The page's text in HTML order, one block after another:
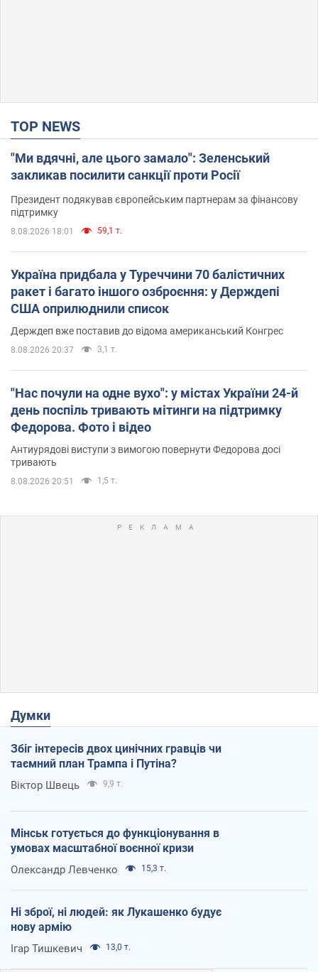
TOP NEWS
"Ми вдячні, але цього замало": Зеленський
закликав посилити санкції проти Росії
Президент подякував європейським партнерам за фінансову
підтримку
8.08.2026 18:01 59,1 т.
Україна придбала у Туреччини 70 балістичних
ракет і багато іншого озброєння: у Держдепі
США оприлюднили список
Держдеп вже поставив до відома американський Конгрес
8.08.2026 20:37 3,1 т.
"Нас почули на одне вухо": у містах України 24-й
день поспіль тривають мітинги на підтримку
Федорова. Фото і відео
Антиурядові виступи з вимогою повернути Федорова досі
тривають
8.08.2026 20:51 1,5 т.
Думки
Збіг інтересів двох цинічних гравців чи
таємний план Трампа і Путіна?
Віктор Швець 9,9 т.
Мінськ готується до функціонування в
умовах масштабної воєнної кризи
Олександр Левченко 15,3 т.
Ні зброї, ні людей: як Лукашенко будує
нову армію
Ігар Тишкевич 13,0 т.